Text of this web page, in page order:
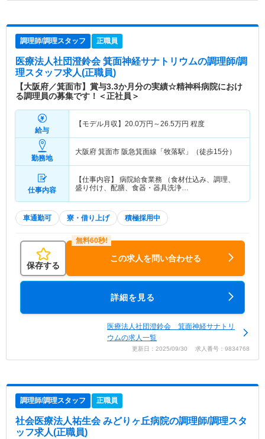
調理師/調理スタッフ 正職員
医療法人社団澄鈴会 箕面神経サナトリウムの調理師/調
理スタッフ求人(正職員)
【大阪府／箕面市】賞与3.3か月分の実績☆精神科病院におけ
る調理員の募集です！＜正社員＞
給与
【モデル月収】 20.0万円～26.5万円 程度
勤務地
大阪府 箕面市 阪急箕面線「牧落駅」（徒歩15分）
仕事内容
【仕事内容】 病院給食業務 （食材仕込み、調理、
盛り付け、配膳、食器・器具洗浄…
車通勤可 寮・借り上げ 積極採用中
保存する
この求人を問い合わせる
詳細を見る
医療法人社団澄鈴会 箕面神経サナトリ
ウムの求人一覧
更新日：2025/09/30 求人番号：9834768
調理師/調理スタッフ 正職員
社会医療法人祐生会 みどりヶ丘病院の調理師/調理スタ
ッフ求人(正職員)